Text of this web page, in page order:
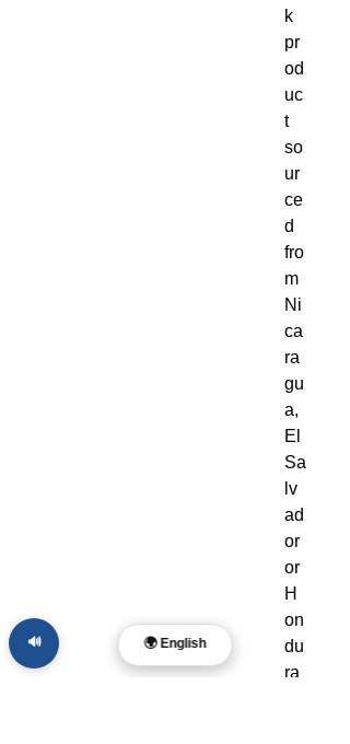
k
pr
od
uc
t
so
ur
ce
d
fro
m
Ni
ca
ra
gu
a,
El
Sa
lv
ad
or
or
H
on
du
ra
🌍 English
🔊